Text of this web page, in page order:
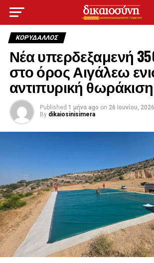
ΚΟΡΥΔΑΛΛΟΣ
Νέα υπερδεξαμενή
στο όρος Αιγάλεω
αντιπυρική θωράκιση
Published 1 μήνα ago on 26 Ιουνίου, 2026
By dikaiosinisimera